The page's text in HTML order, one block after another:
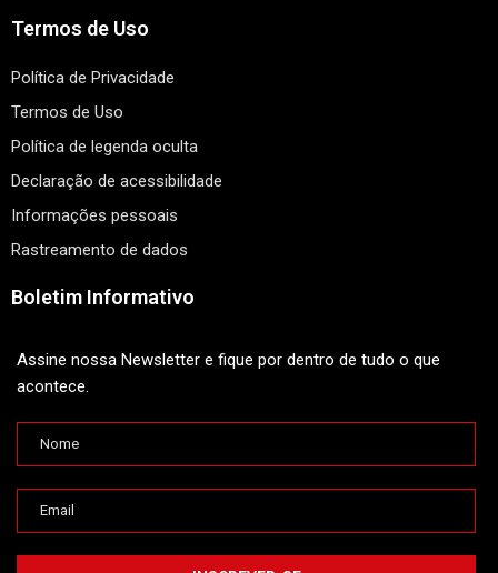
Termos de Uso
Política de Privacidade
Termos de Uso
Política de legenda oculta
Declaração de acessibilidade
Informações pessoais
Rastreamento de dados
Boletim Informativo
Assine nossa Newsletter e fique por dentro de tudo o que
acontece.